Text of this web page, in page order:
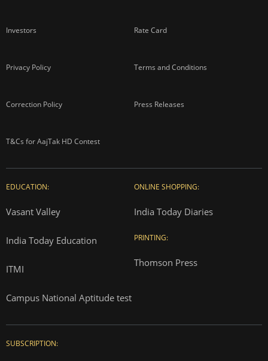
Investors Rate Card
Privacy Policy Terms and Conditions
Correction Policy Press Releases
T&Cs for AajTak HD Contest
EDUCATION:
Vasant Valley
India Today Education
ITMI
Campus National Aptitude test
ONLINE SHOPPING:
India Today Diaries
PRINTING:
Thomson Press
SUBSCRIPTION: